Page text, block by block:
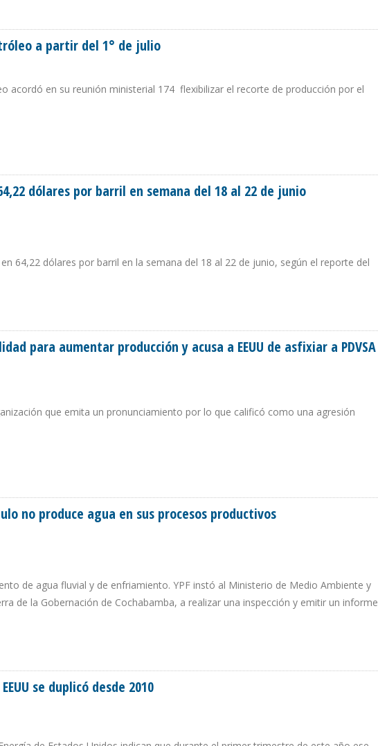
a partir del 1° de julio
acordó en su reunión ministerial 174 flexibilizar el recorte de producción por el
dólares por barril en semana del 18 al 22 de junio
64,22 dólares por barril en la semana del 18 al 22 de junio, según el reporte del
para aumentar producción y acusa a EEUU de asfixiar a PDVSA
que emita un pronunciamiento por lo que calificó como una agresión
no produce agua en sus procesos productivos
de agua fluvial y de enfriamiento. YPF instó al Ministerio de Medio Ambiente y
de la Gobernación de Cochabamba, a realizar una inspección y emitir un informe
se duplicó desde 2010